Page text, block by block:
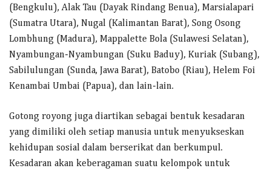
(Bengkulu), Alak Tau (Dayak Rindang Benua), Marsialapari
(Sumatra Utara), Nugal (Kalimantan Barat), Song Osong
Lombhung (Madura), Mappalette Bola (Sulawesi Selatan),
Nyambungan-Nyambungan (Suku Baduy), Kuriak (Subang),
Sabilulungan (Sunda, Jawa Barat), Batobo (Riau), Helem Foi
Kenambai Umbai (Papua), dan lain-lain.
Gotong royong juga diartikan sebagai bentuk kesadaran
yang dimiliki oleh setiap manusia untuk menyukseskan
kehidupan sosial dalam berserikat dan berkumpul.
Kesadaran akan keberagaman suatu kelompok untuk